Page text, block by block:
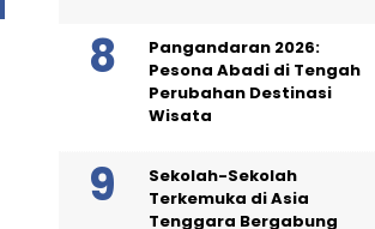
Pangandaran 2026:
Pesona Abadi di Tengah
Perubahan Destinasi
Wisata
Sekolah-Sekolah
Terkemuka di Asia
Tenggara Bergabung